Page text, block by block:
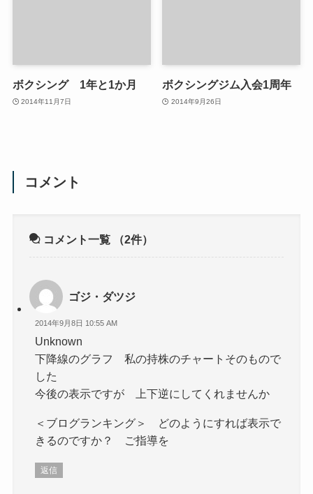
ボクシング 1年と1か月
2014年11月7日
ボクシングジム入会1周年
2014年9月26日
コメント
コメント一覧 （2件）
ゴジ・ダツジ
2014年9月8日 10:55 AM
Unknown
下降線のグラフ 私の持株のチャートそのもので
した
今後の表示ですが 上下逆にしてくれませんか
＜ブログランキング＞ どのようにすれば表示で
きるのですか？ ご指導を
返信